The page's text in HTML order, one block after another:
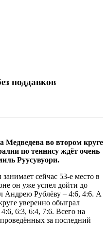
поддавков
Медведева во втором круге
по теннису ждёт очень
Руусувуори.
сейчас 53-е место в
он уже успел дойти до
Андрею Рублёву – 4:6, 4:6. А
уверенно обыграл
6:3, 6:4, 7:6. Всего на
за последний